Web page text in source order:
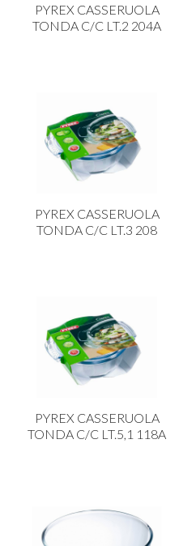
LEGNO
PICCOLI ELETTRODOMESTICI
PLASTICA IN CUCINA
PULIZIA E IGIENE
TUTTO PER L'OLIO
UTENSILI IN CUCINA
PYREX CASSERUOLA
TONDA C/C LT.2 204A
PYREX CASSERUOLA
TONDA C/C LT.3 208
PYREX CASSERUOLA
TONDA C/C LT.5,1 118A